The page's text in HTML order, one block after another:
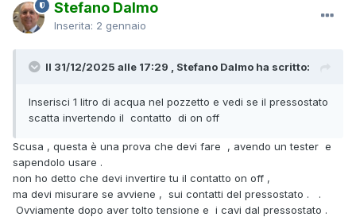
Stefano Dalmo
Inserita: 2 gennaio
Il 31/12/2025 alle 17:29 , Stefano Dalmo ha scritto:
Inserisci 1 litro di acqua nel pozzetto e vedi se il pressostato
scatta invertendo il contatto di on off
Scusa , questa è una prova che devi fare , avendo un tester e
sapendolo usare .
non ho detto che devi invertire tu il contatto on off ,
ma devi misurare se avviene , sui contatti del pressostato . .
Ovviamente dopo aver tolto tensione e i cavi dal pressostato .